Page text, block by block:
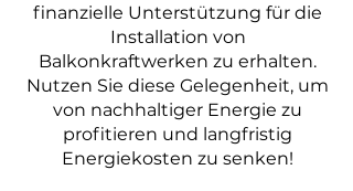
finanzielle Unterstützung für die
Installation von
Balkonkraftwerken zu erhalten.
Nutzen Sie diese Gelegenheit, um
von nachhaltiger Energie zu
profitieren und langfristig
Energiekosten zu senken!